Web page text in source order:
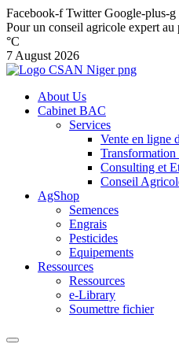
Facebook-f Twitter Google-plus-g
Pour un conseil agricole expert
°C
7 August 2026
About Us
Cabinet BAC
Services
Vente en ligne
Consulting et
Conseil
AgShop
Semences
Engrais
Pesticides
Equipements
Ressources
Ressources
e-Library
Soumettre fichier